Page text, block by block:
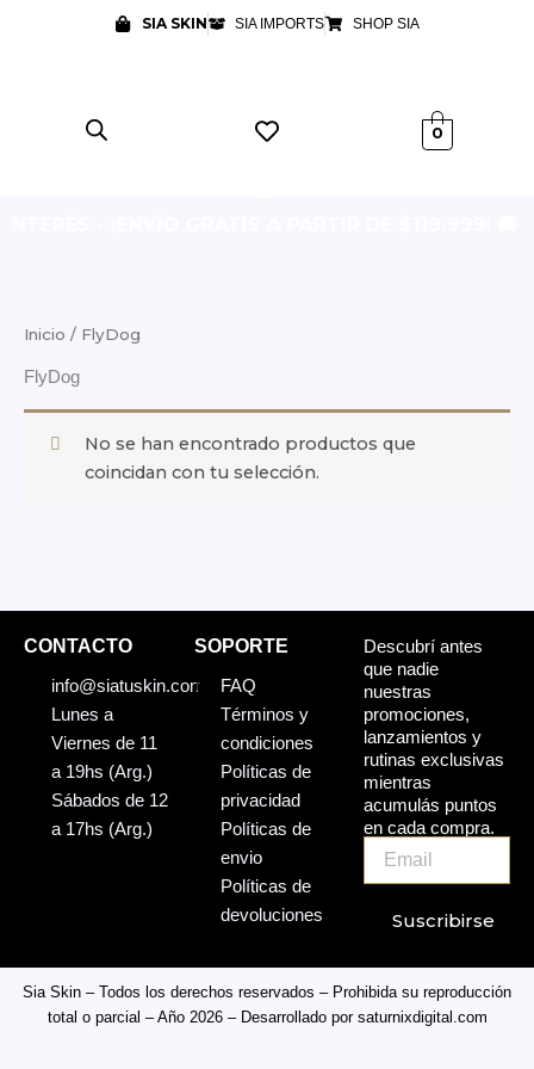
SIA SKIN SIA IMPORTS SHOP SIA
0
Inicio / FlyDog
FlyDog
No se han encontrado productos que
coincidan con tu selección.
CONTACTO
info@siatuskin.com
Lunes a
Viernes de 11
a 19hs (Arg.)
Sábados de 12
a 17hs (Arg.)
SOPORTE
FAQ
Términos y
condiciones
Políticas de
privacidad
Políticas de
envio
Políticas de
devoluciones
Descubrí antes
que nadie
nuestras
promociones,
lanzamientos y
rutinas exclusivas
mientras
acumulás puntos
en cada compra.
Email
Suscribirse
Sia Skin – Todos los derechos reservados – Prohibida su reproducción
total o parcial – Año 2026 – Desarrollado por saturnixdigital.com